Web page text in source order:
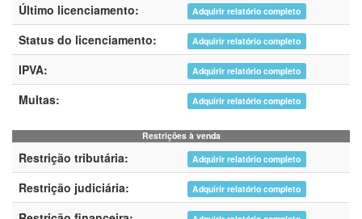
Último licenciamento: Adquirir relatório completo
Status do licenciamento: Adquirir relatório completo
IPVA: Adquirir relatório completo
Multas: Adquirir relatório completo
Restrições à venda
Restrição tributária: Adquirir relatório completo
Restrição judiciária: Adquirir relatório completo